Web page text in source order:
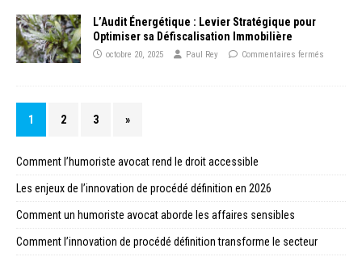
L’Audit Énergétique : Levier Stratégique pour
Optimiser sa Défiscalisation Immobilière
octobre 20, 2025 Paul Rey Commentaires fermés
1 2 3 »
Comment l’humoriste avocat rend le droit accessible
Les enjeux de l’innovation de procédé définition en 2026
Comment un humoriste avocat aborde les affaires sensibles
Comment l’innovation de procédé définition transforme le secteur